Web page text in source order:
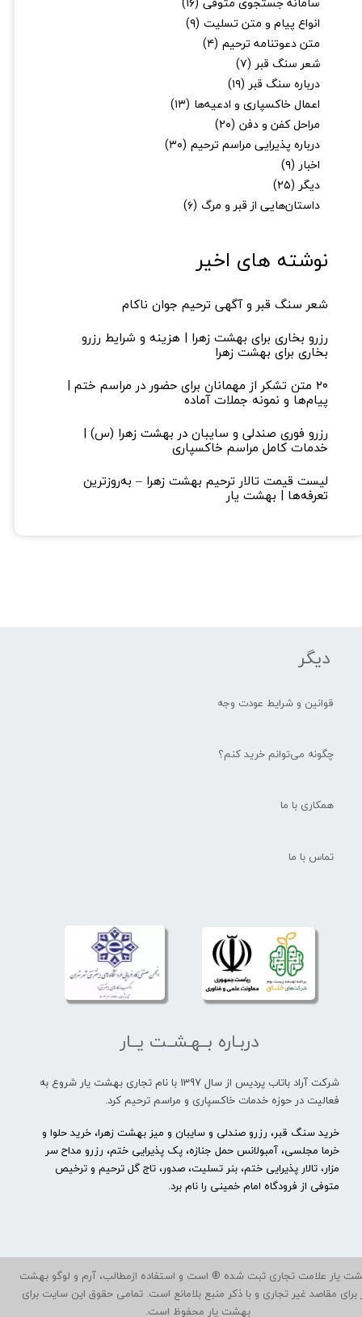
★
نوشته های اخیر
شعر سنگ قبر و آگهی ترحیم جوان ناکام
رزرو بخاری برای بهشت زهرا | هزینه و شرایط رزرو
بخاری برای بهشت زهرا
۲۰ متن تشکر از مهمانان برای حضور در مراسم ختم |
پیام‌ها و نمونه جملات آماده
رزرو فوری صندلی و سایبان در بهشت زهرا (س) |
خدمات کامل مراسم خاکسپاری
لیست قیمت تالار ترحیم بهشت زهرا – به‌روزترین
تعرفه‌ها | بهشت یار
انواع پیام و متن تسلیت (۹)
متن دعوتنامه ترحیم (۴)
شعر سنگ قبر (۷)
درباره سنگ قبر (۱۹)
اعمال خاکسپاری و ادعیه‌ها (۱۳)
مراحل کفن و دفن (۲۰)
درباره پذیرایی مراسم ترحیم (۳۰)
اخبار (۹)
دیگر (۲۵)
داستان‌هایی از قبر و مرگ (۶)
دیگر
قوانین و شرایط عودت وجه
چگونه می‌توانم خرید کنم؟
همکاری با ما
تماس با ما
یار علامت تجاری ثبت شده ® است و استفاده ازمطالب، آرم و لوگو بهشت
برای مقاصد غیر تجاری و با ذکر منبع بلامانع است. تمامی حقوق این سایت برای
بهشت یار محفوظ است.
دربـاره بــهـشــت یــار
شرکت آراد باتاب پردیس از سال 1397 با نام تجاری بهشت یار شروع به
فعالیت در حوزه خدمات خاکسپاری و مراسم ترحیم کرد.
خرید سنگ قبر، رزرو صندلی و سایبان و میز بهشت زهرا، خرید حلوا و
خرما مجلسی، آمبولانس حمل جنازه، پک پذیرایی ختم، رزرو مداح سر
مزار، تالار پذیرایی ختم، بنر تسلیت، صدور، تاج گل ترحیم و ترخیص
متوفی از فرودگاه امام خمینی را نام برد.